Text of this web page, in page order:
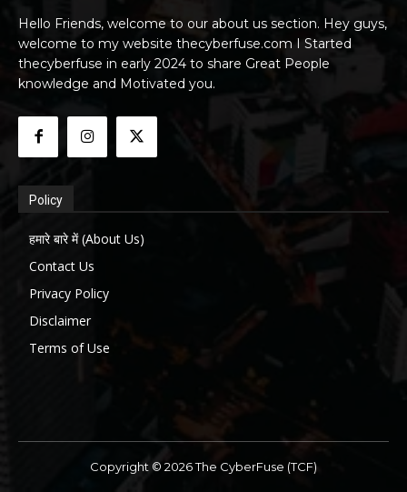
Hello Friends, welcome to our about us section. Hey guys,
welcome to my website thecyberfuse.com I Started
thecyberfuse in early 2024 to share Great People
knowledge and Motivated you.
Policy
हमारे बारे में (About Us)
Contact Us
Privacy Policy
Disclaimer
Terms of Use
Copyright © 2026 The CyberFuse (TCF)